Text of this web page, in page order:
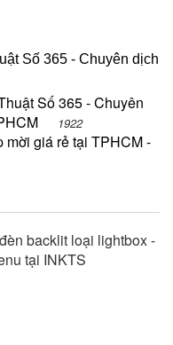
Số 365 - Chuyên dịch
Số 365 - Chuyên
1922
giá rẻ tại TPHCM -